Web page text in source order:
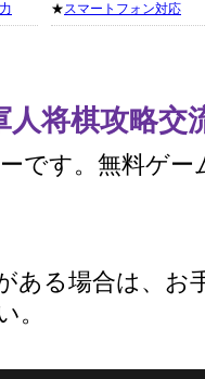
★スマートフォン対応
人将棋攻略交
です。無料ゲー
ある場合は、お
。